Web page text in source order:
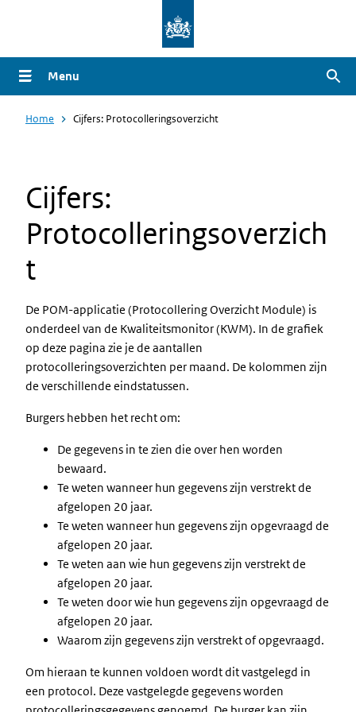
naar
de
gaan
Menu
Home Cijfers: Protocolleringsoverzicht
Cijfers:
Protocolleringsoverzich
t
De POM-applicatie (Protocollering Overzicht Module) is
onderdeel van de Kwaliteitsmonitor (KWM). In de grafiek
op deze pagina zie je de aantallen
protocolleringsoverzichten per maand. De kolommen zijn
de verschillende eindstatussen.
Burgers hebben het recht om:
De gegevens in te zien die over hen worden
bewaard.
Te weten wanneer hun gegevens zijn verstrekt de
afgelopen 20 jaar.
Te weten wanneer hun gegevens zijn opgevraagd de
afgelopen 20 jaar.
Te weten aan wie hun gegevens zijn verstrekt de
afgelopen 20 jaar.
Te weten door wie hun gegevens zijn opgevraagd de
afgelopen 20 jaar.
Waarom zijn gegevens zijn verstrekt of opgevraagd.
Om hieraan te kunnen voldoen wordt dit vastgelegd in
een protocol. Deze vastgelegde gegevens worden